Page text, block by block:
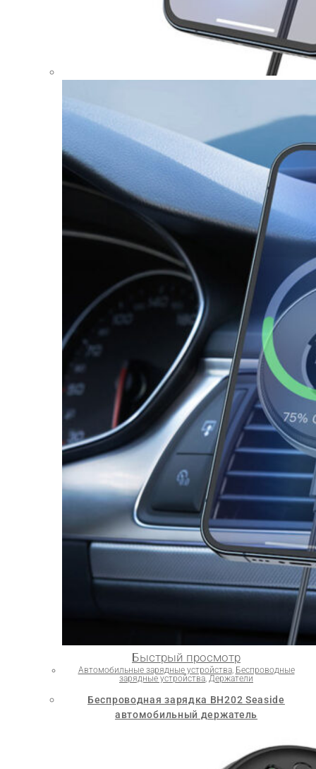
Быстрый просмотр
Автомобильные зарядные устройства, Беспроводные
зарядные устройства, Держатели
Беспроводная зарядка BH202 Seaside
автомобильный держатель